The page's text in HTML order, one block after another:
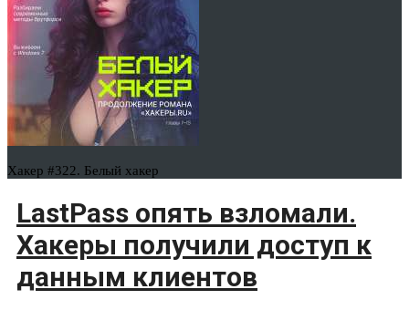
Хакер #322. Белый хакер
LastPass опять взломали.
Хакеры получили доступ к
данным клиентов